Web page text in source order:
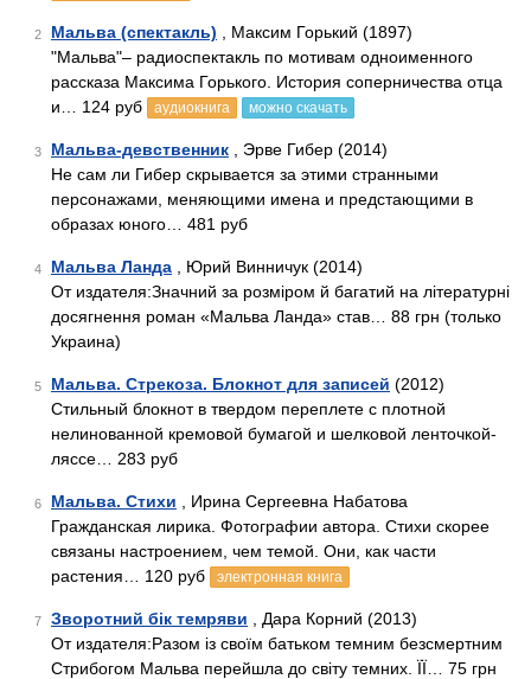
2 Мальва (спектакль) , Максим Горький (1897)
"Мальва"– радиоспектакль по мотивам одноименного
рассказа Максима Горького. История соперничества отца
и… 124 руб
аудиокнига можно скачать
3 Мальва-девственник , Эрве Гибер (2014)
Не сам ли Гибер скрывается за этими странными
персонажами, меняющими имена и предстающими в
образах юного… 481 руб
4 Мальва Ланда , Юрий Винничук (2014)
От издателя:Значний за розміром й багатий на літературні
досягнення роман «Мальва Ланда» став… 88 грн (только
Украина)
5 Мальва. Стрекоза. Блокнот для записей (2012)
Стильный блокнот в твердом переплете с плотной
нелинованной кремовой бумагой и шелковой ленточкой-
ляссе… 283 руб
6 Мальва. Стихи , Ирина Сергеевна Набатова
Гражданская лирика. Фотографии автора. Стихи скорее
связаны настроением, чем темой. Они, как части
растения… 120 руб
электронная книга
7 Зворотний бік темряви , Дара Корний (2013)
От издателя:Разом із своїм батьком темним безсмертним
Стрибогом Мальва перейшла до світу темних. ЇЇ… 75 грн